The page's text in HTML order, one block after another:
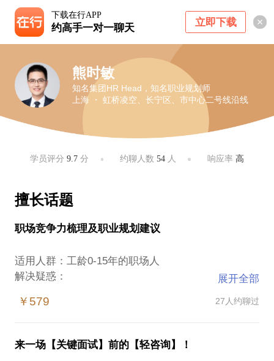
下载在行APP
约高手一对一聊天 立即下载
熊时敏
知名集团HR Head，知名职业规划师
上海 ・ 虹桥凌空、长宁区、市中心二号线沿线
学员评分9.7 分 约聊人数 54人 响应率 高
擅长话题
职场竞争力梳理及职业规划建议
适用人群：工龄0-15年的职场人
解决疑惑：
您想了解自己能力在当前社会定位么？
呢？
关于当前的工作，您已经多久没有自我价值提升了
展开全部
￥579 27人约聊过
来一场【关键面试】前的【轻咨询】！